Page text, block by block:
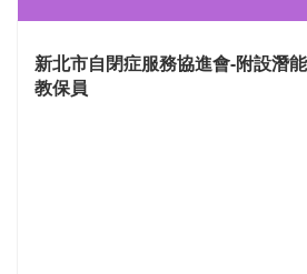
新北市自閉症服務協進會-附設潛
教保員